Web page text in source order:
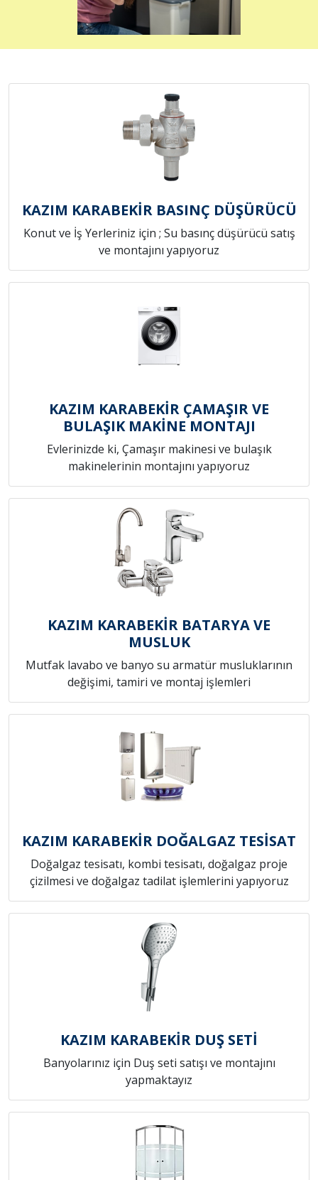
KAZIM KARABEKİR BASINÇ DÜŞÜRÜCÜ
Konut ve İş Yerleriniz için ; Su basınç düşürücü satış
ve montajını yapıyoruz
KAZIM KARABEKİR ÇAMAŞIR VE
BULAŞIK MAKİNE MONTAJI
Evlerinizde ki, Çamaşır makinesi ve bulaşık
makinelerinin montajını yapıyoruz
KAZIM KARABEKİR BATARYA VE
MUSLUK
Mutfak lavabo ve banyo su armatür musluklarının
değişimi, tamiri ve montaj işlemleri
KAZIM KARABEKİR DOĞALGAZ TESİSAT
Doğalgaz tesisatı, kombi tesisatı, doğalgaz proje
çizilmesi ve doğalgaz tadilat işlemlerini yapıyoruz
KAZIM KARABEKİR DUŞ SETİ
Banyolarınız için Duş seti satışı ve montajını
yapmaktayız